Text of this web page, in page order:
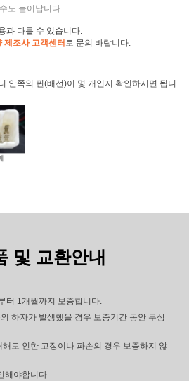
도 늘어납니다.
과 다를 수 있습니다.
제조사 고객센터 로 문의 바랍니다.
안쪽의 핀(배선)이 몇 개인지 확인하시면 됩니
및 교환안내
터 1개월까지 보증합니다.
하자가 발생했을 경우 보증기간 동안 무상
로 인한 고장이나 파손의 경우 보증하지 않
해야합니다.